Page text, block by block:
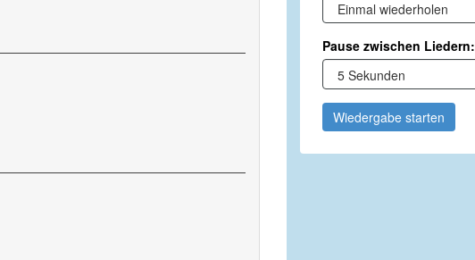
Pause zwischen Liedern:
Wiedergabe starten